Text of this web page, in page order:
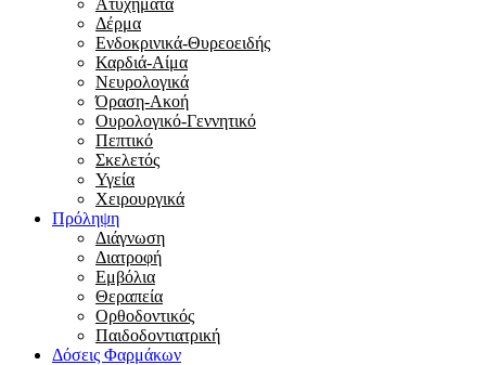
Ατυχήματα
Δέρμα
Ενδοκρινικά-Θυρεοειδής
Καρδιά-Αίμα
Νευρολογικά
Όραση-Ακοή
Ουρολογικό-Γεννητικό
Πεπτικό
Σκελετός
Υγεία
Χειρουργικά
Πρόληψη
Διάγνωση
Διατροφή
Εμβόλια
Θεραπεία
Ορθοδοντικός
Παιδοδοντιατρική
Δόσεις Φαρμάκων